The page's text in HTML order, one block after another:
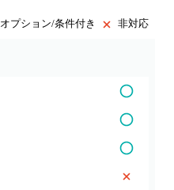
オプション/条件付き 非対応